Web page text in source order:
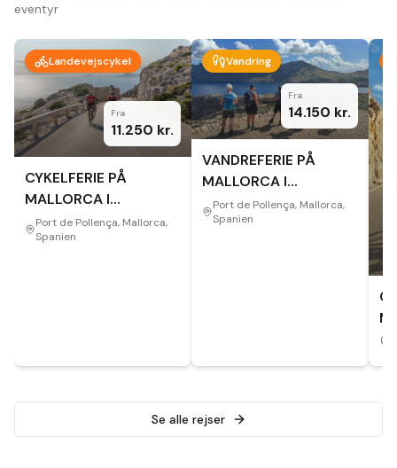
eventyr
Landevejscykel
Fra
11.250 kr.
CYKELFERIE PÅ
MALLORCA I
EFTERÅRET
Port de Pollença, Mallorca,
Spanien
Vandring
Fra
14.150 kr.
VANDREFERIE PÅ
MALLORCA I
EFTERÅRET
Port de Pollença, Mallorca,
Spanien
Se alle rejser